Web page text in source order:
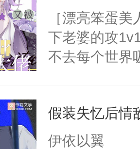
人压在马棚
狂，“你跑不
亲一亲你。
上说不要，心
多就是伪强制
初时一朝沦
还。订婚宴上
敢出现在他眼
边看到两个
长得一模一样
时冷淡脸：别
［漂亮笨蛋
下老婆的攻
不去每个世界
从闻家讨回去
背，眼里是致
假装失忆后情
伊依以翼